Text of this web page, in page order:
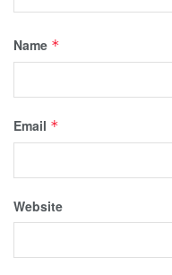
Name *
Email *
Website